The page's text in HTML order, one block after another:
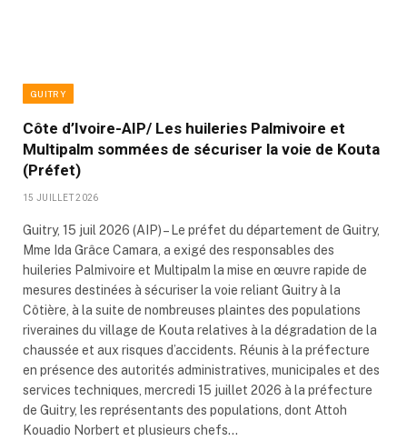
GUITRY
Côte d’Ivoire-AIP/ Les huileries Palmivoire et
Multipalm sommées de sécuriser la voie de Kouta
(Préfet)
15 JUILLET 2026
Guitry, 15 juil 2026 (AIP) – Le préfet du département de Guitry,
Mme Ida Grâce Camara, a exigé des responsables des
huileries Palmivoire et Multipalm la mise en œuvre rapide de
mesures destinées à sécuriser la voie reliant Guitry à la
Côtière, à la suite de nombreuses plaintes des populations
riveraines du village de Kouta relatives à la dégradation de la
chaussée et aux risques d’accidents. Réunis à la préfecture
en présence des autorités administratives, municipales et des
services techniques, mercredi 15 juillet 2026 à la préfecture
de Guitry, les représentants des populations, dont Attoh
Kouadio Norbert et plusieurs chefs…